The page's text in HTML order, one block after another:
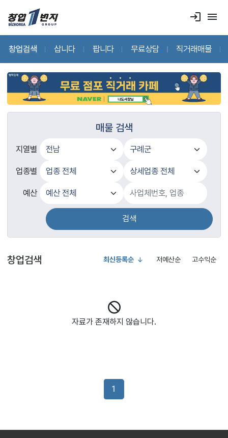
login menu
창업검색 삽니다 팝니다 무료상담 직거래매물
매물 검색
지열별
업종별
예산
검색
창업검색 최신등록순 저예산순 고수익순
자료가 존재하지 않습니다.
1